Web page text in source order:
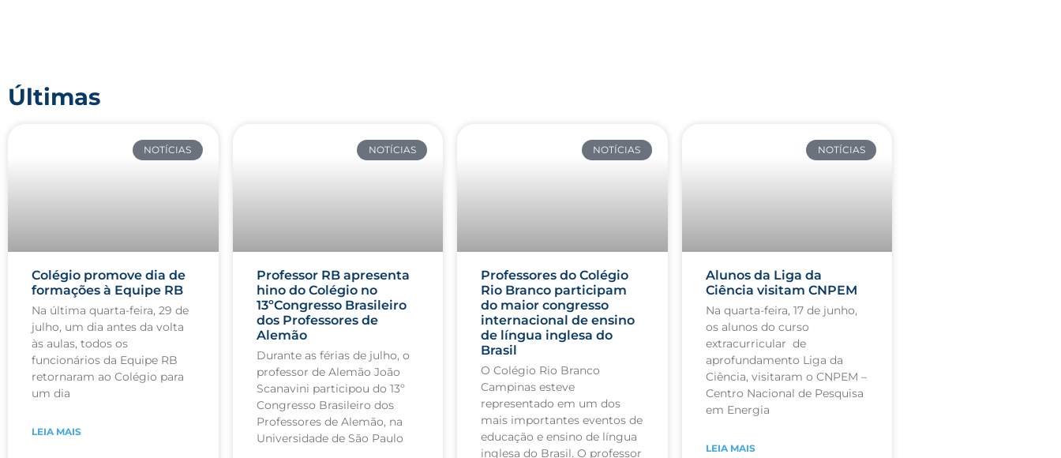
Últimas
NOTÍCIAS
Colégio promove dia de
formações à Equipe RB
Na última quarta-feira, 29 de
julho, um dia antes da volta
às aulas, todos os
funcionários da Equipe RB
retornaram ao Colégio para
um dia
LEIA MAIS
NOTÍCIAS
Professor RB apresenta
hino do Colégio no
13ºCongresso Brasileiro
dos Professores de
Alemão
Durante as férias de julho, o
professor de Alemão João
Scanavini participou do 13º
Congresso Brasileiro dos
Professores de Alemão, na
Universidade de São Paulo
NOTÍCIAS
Professores do Colégio
Rio Branco participam
do maior congresso
internacional de ensino
de língua inglesa do
Brasil
O Colégio Rio Branco
Campinas esteve
representado em um dos
mais importantes eventos de
educação e ensino de língua
inglesa do Brasil. O professor
NOTÍCIAS
Alunos da Liga da
Ciência visitam CNPEM
Na quarta-feira, 17 de junho,
os alunos do curso
extracurricular de
aprofundamento Liga da
Ciência, visitaram o CNPEM –
Centro Nacional de Pesquisa
em Energia
LEIA MAIS